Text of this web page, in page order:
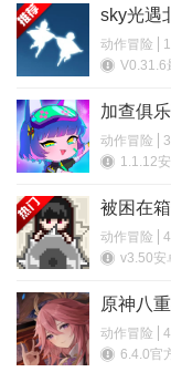
sky光遇
动作冒险
V0.31.6
加查俱
动作冒险
1.1.12
被困在
Girls)
动作冒险
v3.50安
原神八
动作冒险
6.4.0官